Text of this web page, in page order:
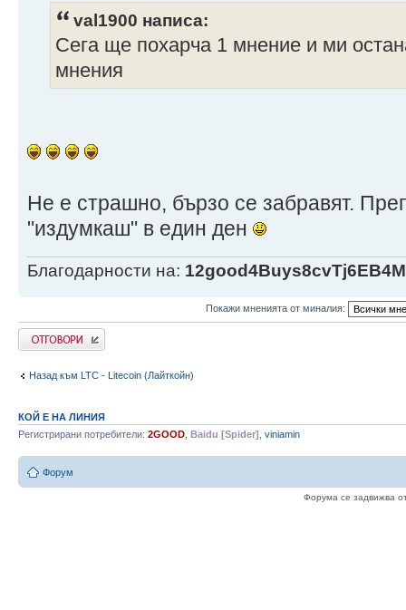
val1900 написа:
Сега ще похарча 1 мнение и ми
мнения
Не е страшно, бързо се забравят.
"издумкаш" в един ден
Благодарности на:
Покажи мненията от миналия:
Напиши коментар
Назад към LTC - Litecoin (Лайткойн)
КОЙ Е НА ЛИНИЯ
Регистрирани потребители: 2GOOD Baidu [Spider] viniamin
Форум
Форума се задвижва